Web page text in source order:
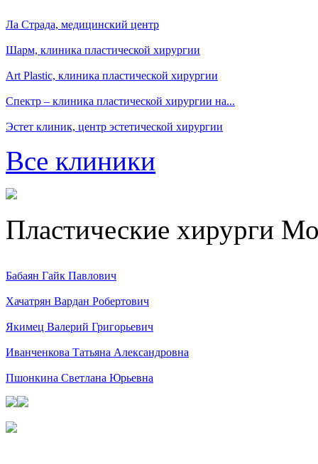
Ла Страда, медицинский центр
Шарм, клиника пластической хирургии
Art Plastic, клиника пластической хирургии
Спектр – клиника пластической хирургии на...
Эстет клиник, центр эстетической хирургии
Все клиники
Пластические хирурги
Бабаян Гайк Павлович
Хачатрян Вардан Робертович
Якимец Валерий Григорьевич
Иванченкова Татьяна Александровна
Пшонкина Светлана Юрьевна